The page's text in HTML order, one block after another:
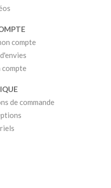
compte
compte
de commande